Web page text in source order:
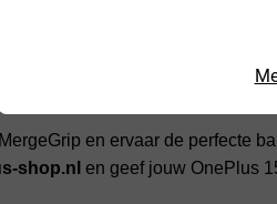
afwerking die perfect aansluit bij
en ervaar de perfecte
shop.nl en geef jouw OnePlus